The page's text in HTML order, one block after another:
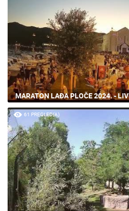
MARATON LAĐA PLOČE 2024. -
61 PREGLED(A)